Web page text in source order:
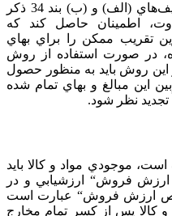
35. در انتخاب‌ روش‌هايي‌ كه‌ در رديف‌هاي‌ (الف‌) و (ب‌) بند 34 ذكر
اطمينان‌ حاصل‌ كند كه‌
تقريب‌ ممكن‌ را براي‌ بهاي‌
در صورت‌ استفاده‌ از روش‌
اين روش‌ بايد به منظور حصول‌
اين‌ مبالغ‌ و بهاي‌ تمام‌ شده‌
نظر شود.
در بند 4 ذكر شده‌ است‌، موجودي‌ مواد و کالا بايد
فروش‌“ ارزشيابي‌ و در
ارزش‌ فروش‌“ عبارت‌ است‌
کالا پس‌ از كسر تمام‌ مخارج‌